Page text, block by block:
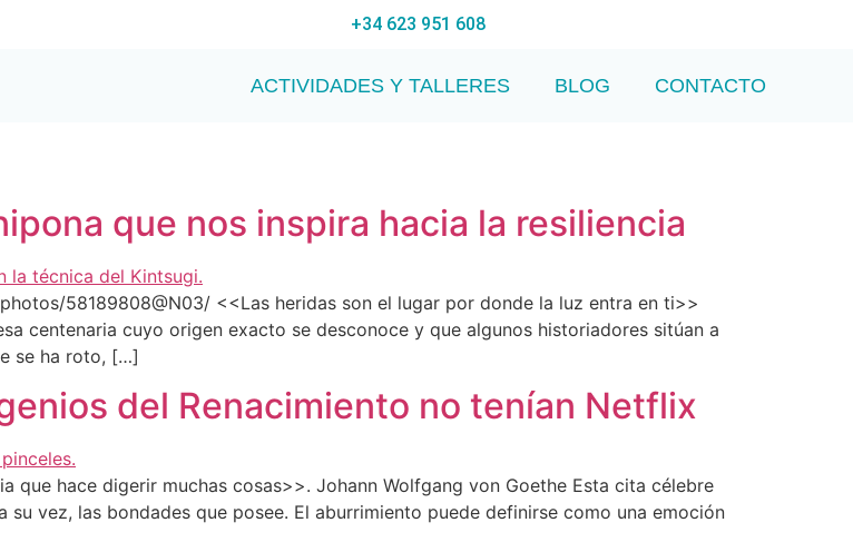
+34 623 951 608
ACTIVIDADES Y TALLERES BLOG CONTACTO
que nos inspira hacia la resiliencia
58189808@N03/ <<Las heridas son el lugar por donde la luz entra en ti>>
centenaria cuyo origen exacto se desconoce y que algunos historiadores sitúan a
se ha roto, […]
del Renacimiento no tenían Netflix
que hace digerir muchas cosas>>. Johann Wolfgang von Goethe Esta cita célebre
vez, las bondades que posee. El aburrimiento puede definirse como una emoción